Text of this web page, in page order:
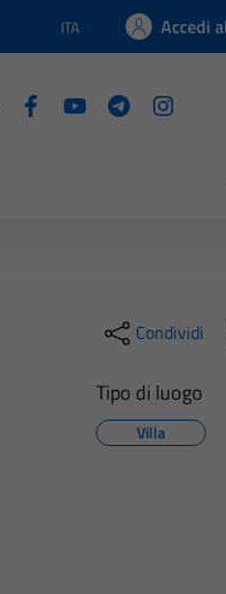
Lingua attiva:
ITA Accedi
Condividi
Tipo di luogo
Villa